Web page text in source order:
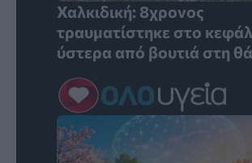
Χαλκιδική: 8χρονος
τραυματίστηκε στο
ύστερα από βουτιά στη